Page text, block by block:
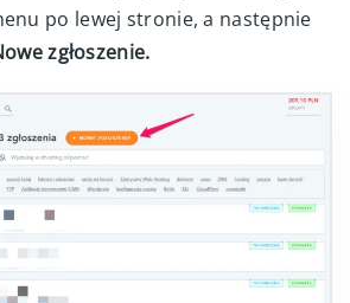
po lewej stronie, a następnie
zgłoszenie.